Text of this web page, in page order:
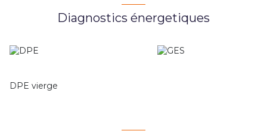
Diagnostics énergetiques
DPE vierge